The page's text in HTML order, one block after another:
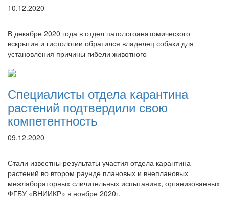
10.12.2020
В декабре 2020 года в отдел патологоанатомического
вскрытия и гистологии обратился владелец собаки для
установления причины гибели животного
Специалисты отдела карантина
растений подтвердили свою
компетентность
09.12.2020
Стали известны результаты участия отдела карантина
растений во втором раунде плановых и внеплановых
межлабораторных сличительных испытаниях, организованных
ФГБУ «ВНИИКР» в ноябре 2020г.